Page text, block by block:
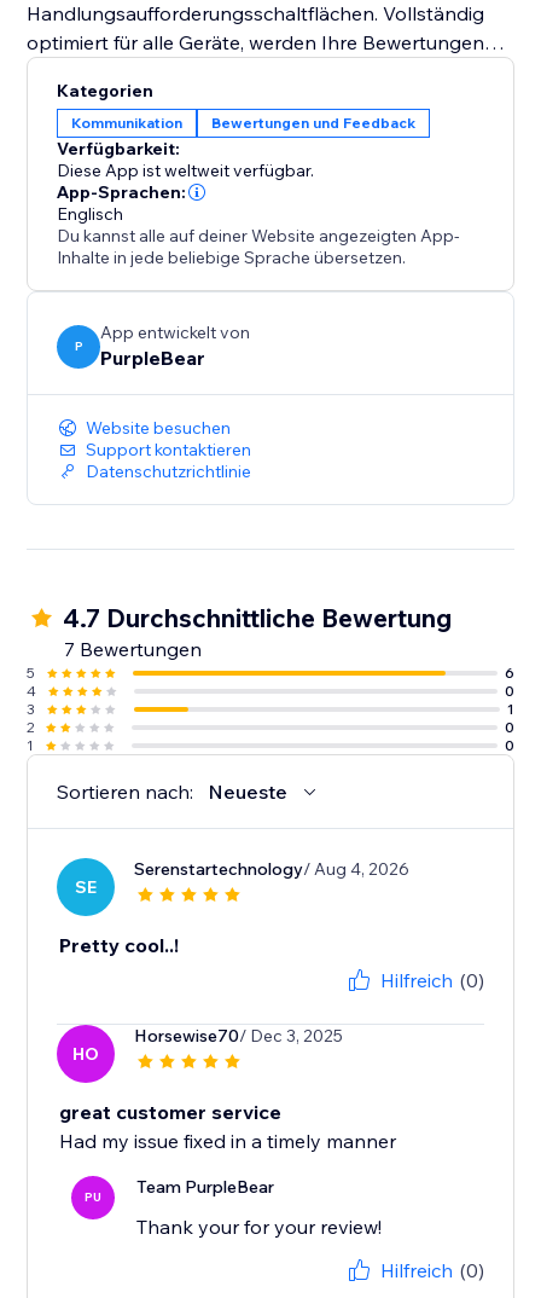
Handlungsaufforderungsschaltflächen. Vollständig
optimiert für alle Geräte, werden Ihre Bewertungen
Vertrauen zu wecken und Konversionen zu steigern.
Bauen Sie Vertrauen auf – Zeigen Sie authentische
Bewertungen an, um die Glaubwürdigkeit der Marke
zu steigern.
Umsatz steigern – Nutzen Sie das Feedback der
Kunden, um Buchungen und Einkäufe zu fördern.
SEO verbessern – Frischer nutzergenerierter Inhalt
kann die Suchmaschinenrankings verbessern.
Engagement steigern – Fesseln Sie Besucher mit
auffälligen Testimonial-Displays.
Beginnen Sie noch heute damit, Ihre Facebook-
Bewertungen anzuzeigen und verwandeln Sie das
Feedback der Kunden in Umsätze.
Kategorien
Kommunikation Bewertungen und Feedback
Verfügbarkeit:
Diese App ist weltweit verfügbar.
App-Sprachen:
Englisch
Du kannst alle auf deiner Website angezeigten App-
Inhalte in jede beliebige Sprache übersetzen.
P
App entwickelt von
PurpleBear
Website besuchen
Support kontaktieren
Datenschutzrichtlinie
4.7 Durchschnittliche Bewertung
7 Bewertungen
5
6
4
0
3
1
2
0
1
0
Sortieren nach: Neueste
SE
Serenstartechnology/ Aug 4, 2026
Pretty cool..!
Hilfreich (0)
HO
Horsewise70/ Dec 3, 2025
great customer service
Had my issue fixed in a timely manner
PU Team PurpleBear
Thank your for your review!
Hilfreich (0)